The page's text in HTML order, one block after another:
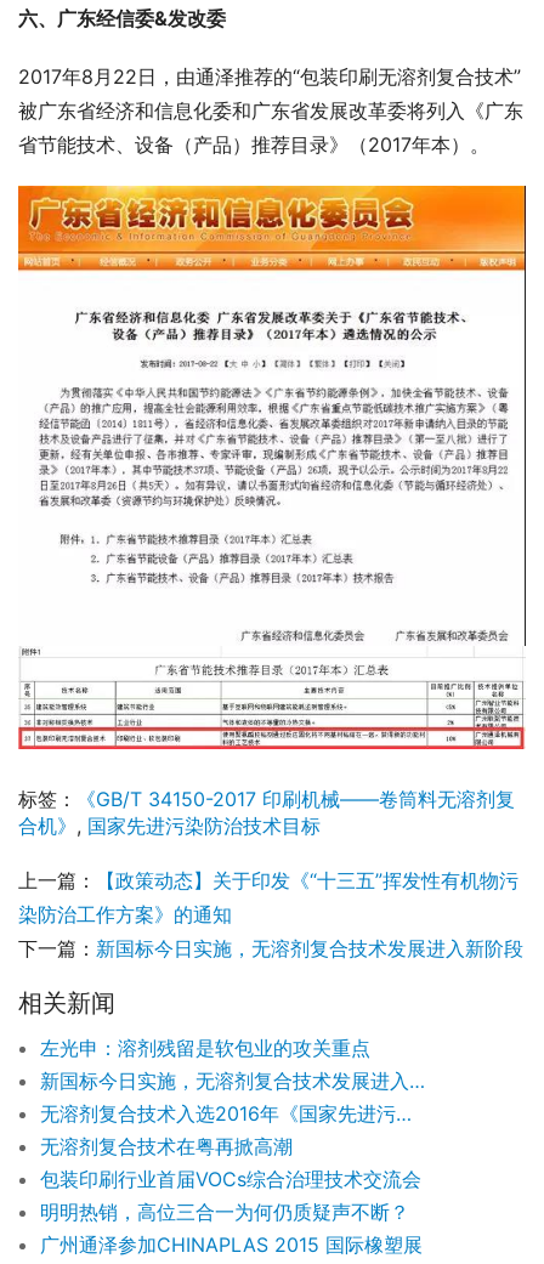
六、广东经信委&发改委
2017年8月22日，由通泽推荐的“包装印刷无溶剂复合技术”
被广东省经济和信息化委和广东省发展改革委将列入《广东
省节能技术、设备（产品）推荐目录》（2017年本）。
标签：
《GB/T 34150-2017 印刷机械——卷筒料无溶剂复
合机》 , 国家先进污染防治技术目标
上一篇：
【政策动态】关于印发《“十三五”挥发性有机物污
染防治工作方案》的通知
下一篇： 新国标今日实施，无溶剂复合技术发展进入新阶段
相关新闻
左光申：溶剂残留是软包业的攻关重点
新国标今日实施，无溶剂复合技术发展进入新阶段
无溶剂复合技术入选2016年《国家先进污染防止技术目录（VOCs防治领域）》
无溶剂复合技术在粤再掀高潮
包装印刷行业首届VOCs综合治理技术交流会
明明热销，高位三合一为何仍质疑声不断？
广州通泽参加CHINAPLAS 2015 国际橡塑展